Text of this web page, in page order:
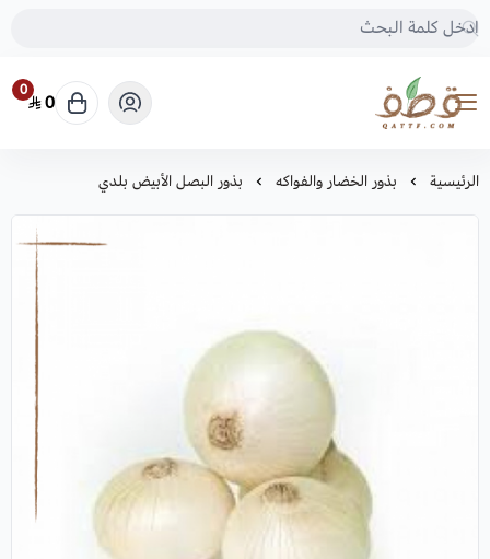
متجر قطف للبذور
0
0
الرئيسية بذور الخضار والفواكه بذور البصل الأبيض بلدي